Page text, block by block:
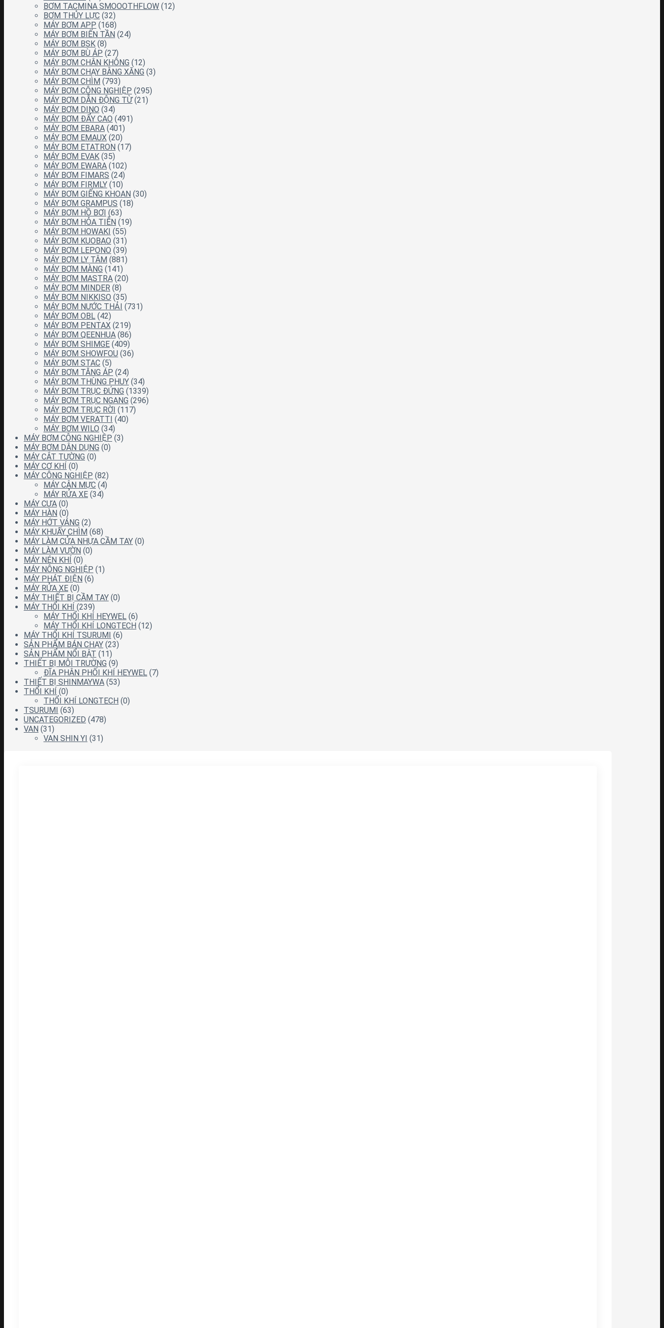
BƠM TACMINA SMOOOTHFLOW (12)
BƠM THỦY LỰC (32)
MÁY BƠM APP (168)
MÁY BƠM BIẾN TẦN (24)
MÁY BƠM BSK (8)
MÁY BƠM BÙ ÁP (27)
MÁY BƠM CHÂN KHÔNG (12)
MÁY BƠM CHẠY BẰNG XĂNG (3)
MÁY BƠM CHÌM (793)
MÁY BƠM CÔNG NGHIỆP (295)
MÁY BƠM DẪN ĐỘNG TỪ (21)
MÁY BƠM DINO (34)
MÁY BƠM ĐẨY CAO (491)
MÁY BƠM EBARA (401)
MÁY BƠM EMAUX (20)
MÁY BƠM ETATRON (17)
MÁY BƠM EVAK (35)
MÁY BƠM EWARA (102)
MÁY BƠM FIMARS (24)
MÁY BƠM FIRMLY (10)
MÁY BƠM GIẾNG KHOAN (30)
MÁY BƠM GRAMPUS (18)
MÁY BƠM HỒ BƠI (63)
MÁY BƠM HỎA TIỄN (19)
MÁY BƠM HOWAKI (55)
MÁY BƠM KUOBAO (31)
MÁY BƠM LEPONO (39)
MÁY BƠM LY TÂM (881)
MÁY BƠM MÀNG (141)
MÁY BƠM MASTRA (20)
MÁY BƠM MINDER (8)
MÁY BƠM NIKKISO (35)
MÁY BƠM NƯỚC THẢI (731)
MÁY BƠM OBL (42)
MÁY BƠM PENTAX (219)
MÁY BƠM QEENHUA (86)
MÁY BƠM SHIMGE (409)
MÁY BƠM SHOWFOU (36)
MÁY BƠM STAC (5)
MÁY BƠM TĂNG ÁP (24)
MÁY BƠM THÙNG PHUY (34)
MÁY BƠM TRỤC ĐỨNG (1339)
MÁY BƠM TRỤC NGANG (296)
MÁY BƠM TRỤC RỜI (117)
MÁY BƠM VERATTI (40)
MÁY BƠM WILO (34)
MÁY BƠM CÔNG NGHIỆP (3)
MÁY BƠM DÂN DỤNG (0)
MÁY CẮT TƯỜNG (0)
MÁY CƠ KHÍ (0)
MÁY CÔNG NGHIỆP (82)
MÁY CÂN MỰC (4)
MÁY RỬA XE (34)
MÁY CƯA (0)
MÁY HÀN (0)
MÁY HỚT VÁNG (2)
MÁY KHUẤY CHÌM (68)
MÁY LÀM CỬA NHỰA CẦM TAY (0)
MÁY LÀM VƯỜN (0)
MÁY NÉN KHÍ (0)
MÁY NÔNG NGHIỆP (1)
MÁY PHÁT ĐIỆN (6)
MÁY RỬA XE (0)
MÁY THIẾT BỊ CẦM TAY (0)
MÁY THỔI KHÍ (239)
MÁY THỔI KHÍ HEYWEL (6)
MÁY THỔI KHÍ LONGTECH (12)
MÁY THỔI KHÍ TSURUMI (6)
SẢN PHẨM BÁN CHẠY (23)
SẢN PHẨM NỔI BẬT (11)
THIẾT BỊ MÔI TRƯỜNG (9)
ĐĨA PHÂN PHỐI KHÍ HEYWEL (7)
THIẾT BỊ SHINMAYWA (53)
THỔI KHÍ (0)
THỔI KHÍ LONGTECH (0)
TSURUMI (63)
UNCATEGORIZED (478)
VAN (31)
VAN SHIN YI (31)